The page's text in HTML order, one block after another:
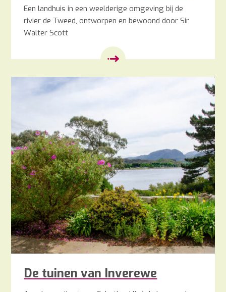
Een landhuis in een weelderige omgeving bij de
rivier de Tweed, ontworpen en bewoond door Sir
Walter Scott
De tuinen van Inverewe